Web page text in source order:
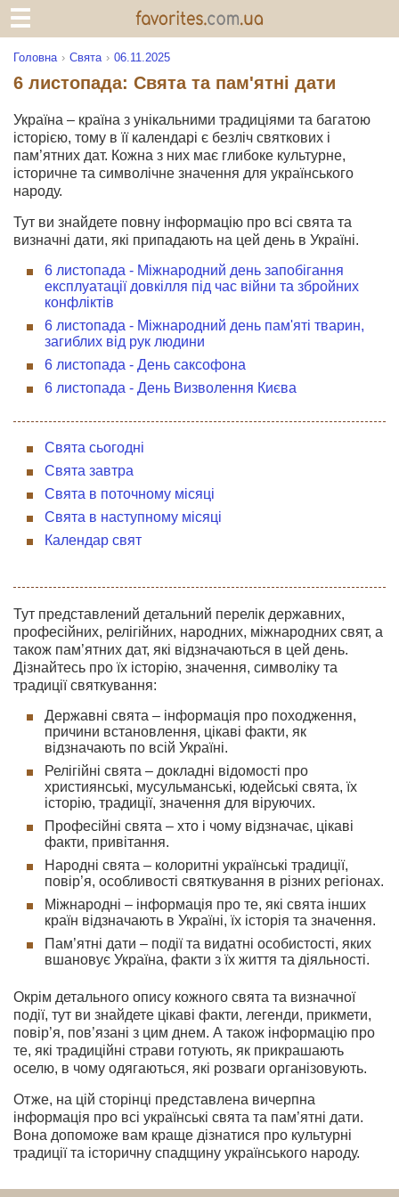
Головна Свята 06.11.2025
6 листопада: Свята та пам'ятні дати
Україна – країна з унікальними традиціями та багатою
історією, тому в її календарі є безліч святкових і
пам’ятних дат. Кожна з них має глибоке культурне,
історичне та символічне значення для українського
народу.
Тут ви знайдете повну інформацію про всі свята та
визначні дати, які припадають на цей день в Україні.
6 листопада - Міжнародний день запобігання
експлуатації довкілля під час війни та збройних
конфліктів
6 листопада - Міжнародний день пам'яті тварин,
загиблих від рук людини
6 листопада - День саксофона
6 листопада - День Визволення Києва
Свята сьогодні
Свята завтра
Свята в поточному місяці
Свята в наступному місяці
Календар свят
Тут представлений детальний перелік державних,
професійних, релігійних, народних, міжнародних свят, а
також пам’ятних дат, які відзначаються в цей день.
Дізнайтесь про їх історію, значення, символіку та
традиції святкування:
Державні свята – інформація про походження,
причини встановлення, цікаві факти, як
відзначають по всій Україні.
Релігійні свята – докладні відомості про
християнські, мусульманські, юдейські свята, їх
історію, традиції, значення для віруючих.
Професійні свята – хто і чому відзначає, цікаві
факти, привітання.
Народні свята – колоритні українські традиції,
повір’я, особливості святкування в різних регіонах.
Міжнародні – інформація про те, які свята інших
країн відзначають в Україні, їх історія та значення.
Пам’ятні дати – події та видатні особистості, яких
вшановує Україна, факти з їх життя та діяльності.
Окрім детального опису кожного свята та визначної
події, тут ви знайдете цікаві факти, легенди, прикмети,
повір’я, пов’язані з цим днем. А також інформацію про
те, які традиційні страви готують, як прикрашають
оселю, в чому одягаються, які розваги організовують.
Отже, на цій сторінці представлена вичерпна
інформація про всі українські свята та пам’ятні дати.
Вона допоможе вам краще дізнатися про культурні
традиції та історичну спадщину українського народу.